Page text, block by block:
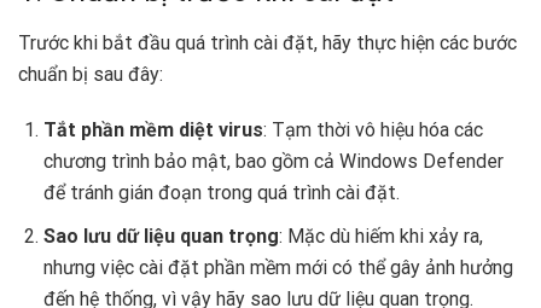
Trước khi bắt đầu quá trình cài đặt, hãy thực hiện các bước
chuẩn bị sau đây:
Tắt phần mềm diệt virus: Tạm thời vô hiệu hóa các
chương trình bảo mật, bao gồm cả Windows Defender
để tránh gián đoạn trong quá trình cài đặt.
Sao lưu dữ liệu quan trọng: Mặc dù hiếm khi xảy ra,
nhưng việc cài đặt phần mềm mới có thể gây ảnh hưởng
đến hệ thống, vì vậy hãy sao lưu dữ liệu quan trọng.